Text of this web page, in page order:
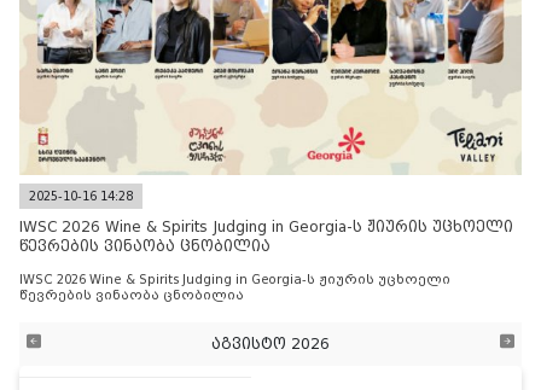
2025-10-16 14:28
IWSC 2026 Wine & Spirits Judging in Georgia-ს ჟიურის უცხოელი
წევრების ვინაობა ცნობილია
IWSC 2026 Wine & Spirits Judging in Georgia-ს ჟიურის უცხოელი
წევრების ვინაობა ცნობილია
აგვისტო 2026